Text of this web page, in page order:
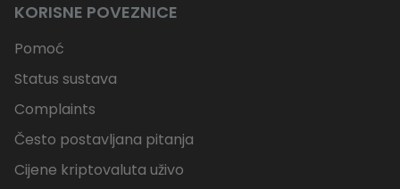
KORISNE POVEZNICE
Pomoć
Status sustava
Complaints
Često postavljana pitanja
Cijene kriptovaluta uživo